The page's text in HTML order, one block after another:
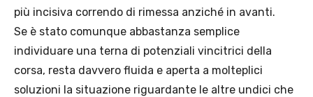
più incisiva correndo di rimessa anziché in avanti.
Se è stato comunque abbastanza semplice
individuare una terna di potenziali vincitrici della
corsa, resta davvero fluida e aperta a molteplici
soluzioni la situazione riguardante le altre undici che